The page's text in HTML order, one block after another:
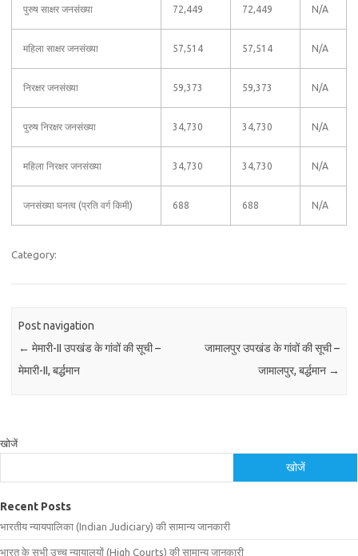
पुरुष साक्षर जनसंख्या 72,449 72,449 N/A
महिला साक्षर जनसंख्या 57,514 57,514 N/A
निरक्षर जनसंख्या 59,373 59,373 N/A
पुरुष निरक्षर जनसंख्या 34,730 34,730 N/A
महिला निरक्षर जनसंख्या 34,730 34,730 N/A
जनसंख्या घनत्व (प्रति वर्ग किमी) 688 688 N/A
Category:
Post navigation
← मेमारी-II उपखंड के गांवों की सूची –
मेमारी-II, बर्द्धमान
जामालपुर उपखंड के गांवों की सूची –
जामालपुर, बर्द्धमान →
खोजें
खोजें
Recent Posts
भारतीय न्यायपालिका (Indian Judiciary) की सामान्य जानकारी
भारत के सभी उच्च न्यायालयों (High Courts) की सामान्य जानकारी